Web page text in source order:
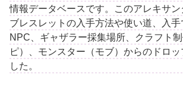
情報データベースです。このアレキサ
ブレスレットの入手方法や使い道、入
NPC、ギャザラー採集場所、クラフト
ピ）、モンスター（モブ）からのドロッ
した。